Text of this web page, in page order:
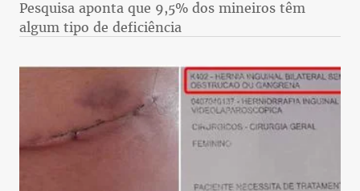
Pesquisa aponta que 9,5% dos mineiros têm
algum tipo de deficiência